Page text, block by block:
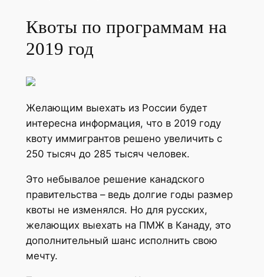
Квоты по программам на
2019 год
Желающим выехать из России будет
интересна информация, что в 2019 году
квоту иммигрантов решено увеличить с
250 тысяч до 285 тысяч человек.
Это небывалое решение канадского
правительства – ведь долгие годы размер
квоты не изменялся. Но для русских,
желающих выехать на ПМЖ в Канаду, это
дополнительный шанс исполнить свою
мечту.